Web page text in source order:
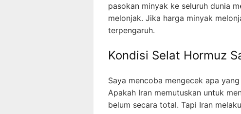
pasokan minyak ke seluruh dunia
melonjak. Jika harga minyak
terpengaruh.
Kondisi Selat Hormuz
Saya mencoba mengecek apa
Apakah Iran memutuskan untuk
belum secara total. Tapi Iran